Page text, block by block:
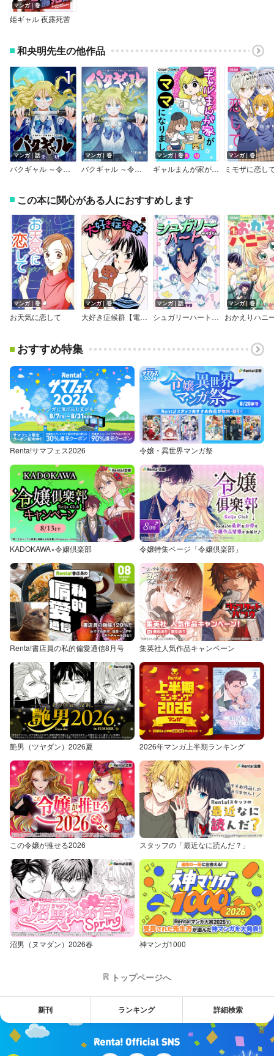
マンガ｜巻
姫ギャル 夜露死苦
和央明先生の他作品
マンガ｜話
バクギャル ～令和ギャルが幕末をアゲる↑↑～（話売り）
マンガ｜巻
バクギャル ～令和ギャルが幕末をアゲる↑↑～
マンガ｜巻
ギャルまんが家がママになりました
マンガ｜巻
ミモザに恋し
この本に関心がある人におすすめします
マンガ｜巻
お天気に恋して
マンガ｜巻
大好き症候群【電子単行本】
マンガ｜話
シュガリーハート サイゴくん
マンガ｜巻
おかえりハニ
おすすめ特集
Renta!サマフェス2026 令嬢・異世界マンガ祭
KADOKAWA×令嬢倶楽部 令嬢特集ページ「令嬢倶楽部」
Renta!書店員の私的偏愛通信8月号 集英社人気作品キャンペーン
艶男（ツヤダン）2026夏 2026年マンガ上半期ランキング
この令嬢が推せる2026 スタッフの「最近なに読んだ？」
沼男（ヌマダン）2026春 神マンガ1000
トップページへ
新刊 ランキング 詳細検索